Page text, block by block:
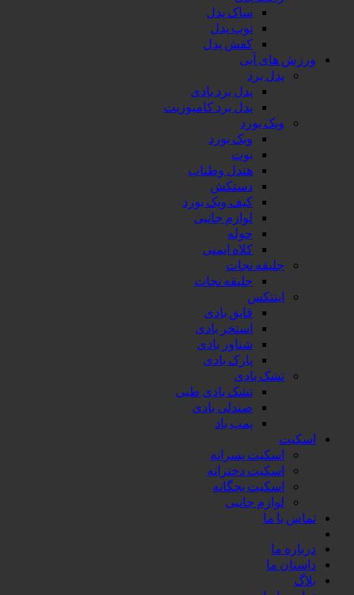
ساک پدل
توپ پدل
کفش پدل
ورزش های آبی
پدل برد
پدل برد بادی
پدل برد کامپوزیت
ویک بورد
ویک بورد
بوت
هندل وطناب
دستکش
کیف ویک بورد
لوازم جانبی
حوله
کلاه ایمنی
جلیقه نجات
جلیقه نجات
اینتکس
قایق بادی
استخر بادی
شناور بادی
پارک بادی
تشک بادی
تشک بادی طبی
صندلی بادی
پمپ باد
اسکیت
اسکیت پسرانه
اسکیت دخترانه
اسکیت بچگانه
لوازم جانبی
تماس با ما
درباره ما
داستان ما
بلاگ